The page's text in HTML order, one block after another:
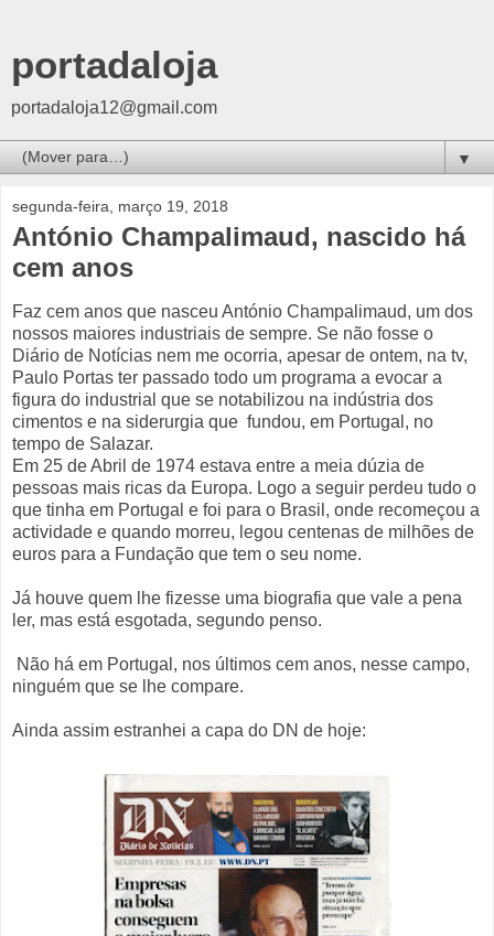
portadaloja
portadaloja12@gmail.com
▼
segunda-feira, março 19, 2018
António Champalimaud, nascido há
cem anos
Faz cem anos que nasceu António Champalimaud, um dos
nossos maiores industriais de sempre. Se não fosse o
Diário de Notícias nem me ocorria, apesar de ontem, na tv,
Paulo Portas ter passado todo um programa a evocar a
figura do industrial que se notabilizou na indústria dos
cimentos e na siderurgia que fundou, em Portugal, no
tempo de Salazar.
Em 25 de Abril de 1974 estava entre a meia dúzia de
pessoas mais ricas da Europa. Logo a seguir perdeu tudo o
que tinha em Portugal e foi para o Brasil, onde recomeçou a
actividade e quando morreu, legou centenas de milhões de
euros para a Fundação que tem o seu nome.
Já houve quem lhe fizesse uma biografia que vale a pena
ler, mas está esgotada, segundo penso.
Não há em Portugal, nos últimos cem anos, nesse campo,
ninguém que se lhe compare.
Ainda assim estranhei a capa do DN de hoje: